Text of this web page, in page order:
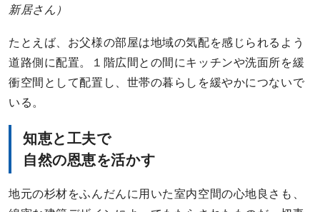
新居さん）
たとえば、お父様の部屋は地域の気配を感じられるよう
道路側に配置。１階広間との間にキッチンや洗面所を緩
衝空間として配置し、世帯の暮らしを緩やかにつないで
いる。
知恵と工夫で
自然の恩恵を活かす
地元の杉材をふんだんに用いた室内空間の心地良さも、